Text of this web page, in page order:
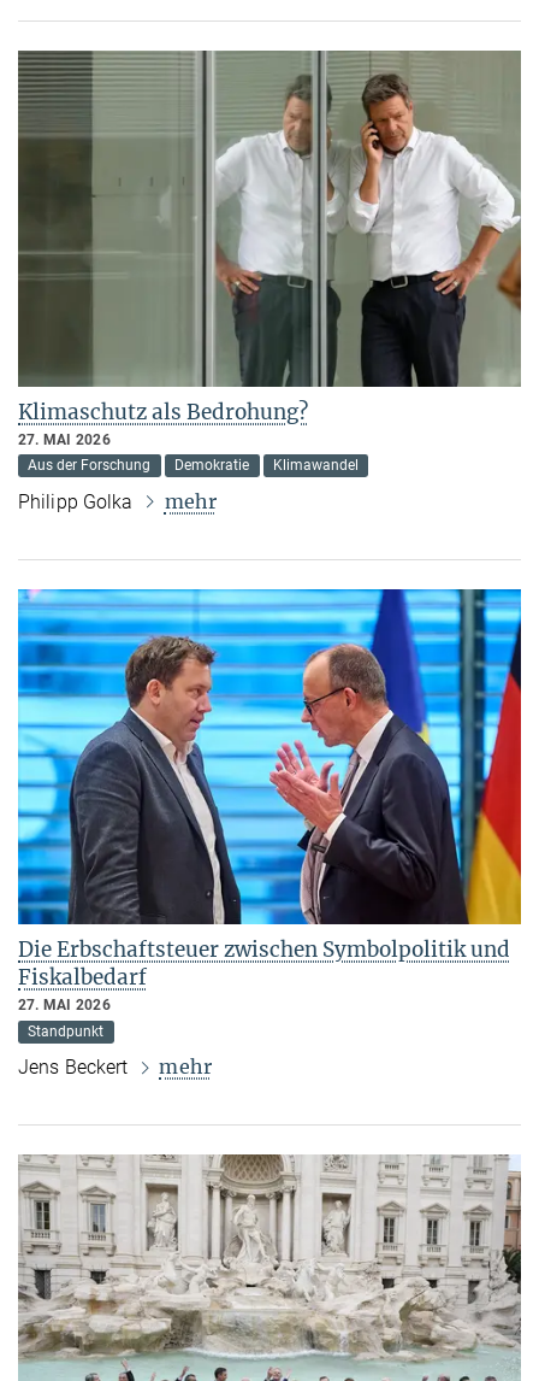
Klimaschutz als Bedrohung?
27. MAI 2026
Aus der Forschung
Demokratie Klimawandel
Philipp Golka mehr
Die Erbschaftsteuer zwischen Symbolpolitik und
Fiskalbedarf
27. MAI 2026
Standpunkt
Jens Beckert mehr